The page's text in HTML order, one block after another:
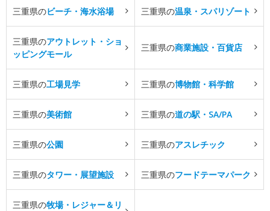
三重県のビーチ・海水浴場 三重県の温泉・スパリゾート
三重県のアウトレット・ショ
ッピングモール
三重県の商業施設・百貨店
三重県の工場見学 三重県の博物館・科学館
三重県の美術館 三重県の道の駅・SA/PA
三重県の公園 三重県のアスレチック
三重県のタワー・展望施設 三重県のフードテーマパーク
三重県の牧場・レジャー＆リ